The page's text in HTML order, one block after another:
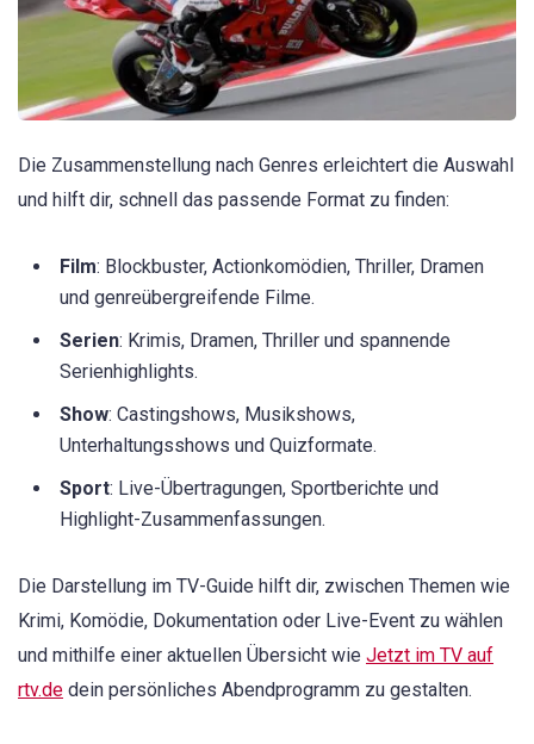
Die Zusammenstellung nach Genres erleichtert die Auswahl
und hilft dir, schnell das passende Format zu finden:
Film: Blockbuster, Actionkomödien, Thriller, Dramen
und genreübergreifende Filme.
Serien: Krimis, Dramen, Thriller und spannende
Serienhighlights.
Show: Castingshows, Musikshows,
Unterhaltungsshows und Quizformate.
Sport: Live-Übertragungen, Sportberichte und
Highlight-Zusammenfassungen.
Die Darstellung im TV-Guide hilft dir, zwischen Themen wie
Krimi, Komödie, Dokumentation oder Live-Event zu wählen
und mithilfe einer aktuellen Übersicht wie Jetzt im TV auf
rtv.de dein persönliches Abendprogramm zu gestalten.